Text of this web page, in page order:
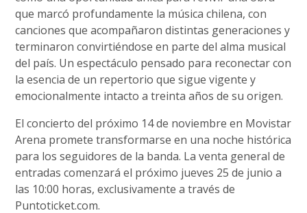
que marcó profundamente la música chilena, con
canciones que acompañaron distintas generaciones y
terminaron convirtiéndose en parte del alma musical
del país. Un espectáculo pensado para reconectar con
la esencia de un repertorio que sigue vigente y
emocionalmente intacto a treinta años de su origen.
El concierto del próximo 14 de noviembre en Movistar
Arena promete transformarse en una noche histórica
para los seguidores de la banda. La venta general de
entradas comenzará el próximo jueves 25 de junio a
las 10:00 horas, exclusivamente a través de
Puntoticket.com.